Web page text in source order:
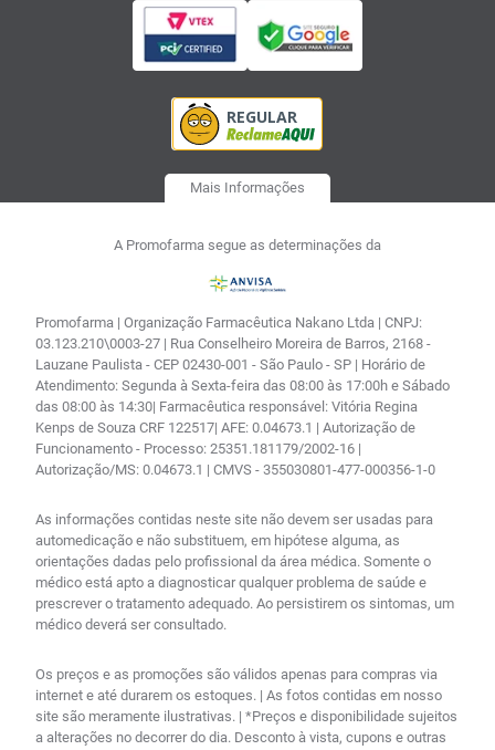
Mais Informações
A Promofarma segue as determinações da
Promofarma | Organização Farmacêutica Nakano Ltda | CNPJ:
03.123.210\0003-27 | Rua Conselheiro Moreira de Barros, 2168 -
Lauzane Paulista - CEP 02430-001 - São Paulo - SP | Horário de
Atendimento: Segunda à Sexta-feira das 08:00 às 17:00h e Sábado
das 08:00 às 14:30| Farmacêutica responsável: Vitória Regina
Kenps de Souza CRF 122517| AFE: 0.04673.1 | Autorização de
Funcionamento - Processo: 25351.181179/2002-16 |
Autorização/MS: 0.04673.1 | CMVS - 355030801-477-000356-1-0
As informações contidas neste site não devem ser usadas para
automedicação e não substituem, em hipótese alguma, as
orientações dadas pelo profissional da área médica. Somente o
médico está apto a diagnosticar qualquer problema de saúde e
prescrever o tratamento adequado. Ao persistirem os sintomas, um
médico deverá ser consultado.
Os preços e as promoções são válidos apenas para compras via
internet e até durarem os estoques. | As fotos contidas em nosso
site são meramente ilustrativas. | *Preços e disponibilidade sujeitos
a alterações no decorrer do dia. Desconto à vista, cupons e outras